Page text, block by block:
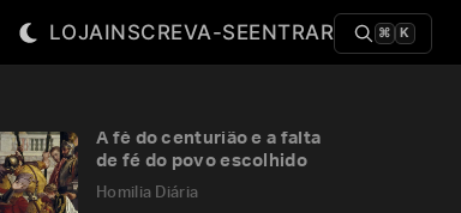
LOJAINSCREVA-SEENTRAR ⌘ K
A fé do centurião e a falta
de fé do povo escolhido
Homilia Diária